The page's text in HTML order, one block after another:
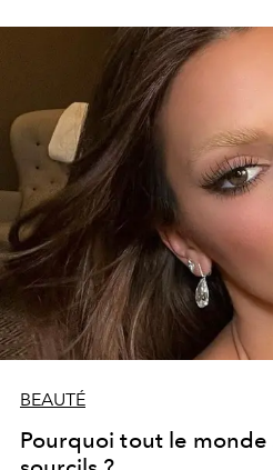
BEAUTÉ
Pourquoi tout le monde